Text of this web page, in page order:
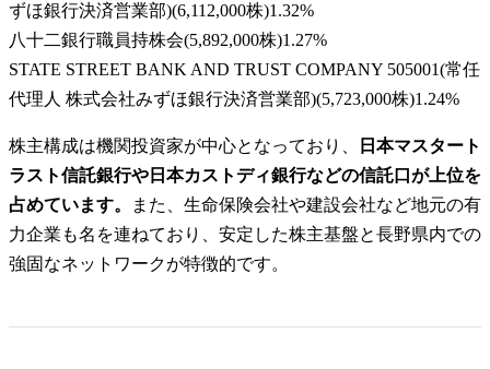
ずほ銀行決済営業部)(6,112,000株)1.32%
八十二銀行職員持株会(5,892,000株)1.27%
STATE STREET BANK AND TRUST COMPANY 505001(常任
代理人 株式会社みずほ銀行決済営業部)(5,723,000株)1.24%
株主構成は機関投資家が中心となっており、
日本マスタート
ラスト信託銀行や日本カストディ銀行などの信託口が上位を
占めています。
また、生命保険会社や建設会社など地元の有
力企業も名を連ねており、安定した株主基盤と長野県内での
強固なネットワークが特徴的です。